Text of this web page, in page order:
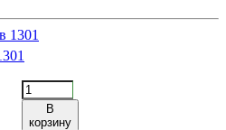
В
корзину